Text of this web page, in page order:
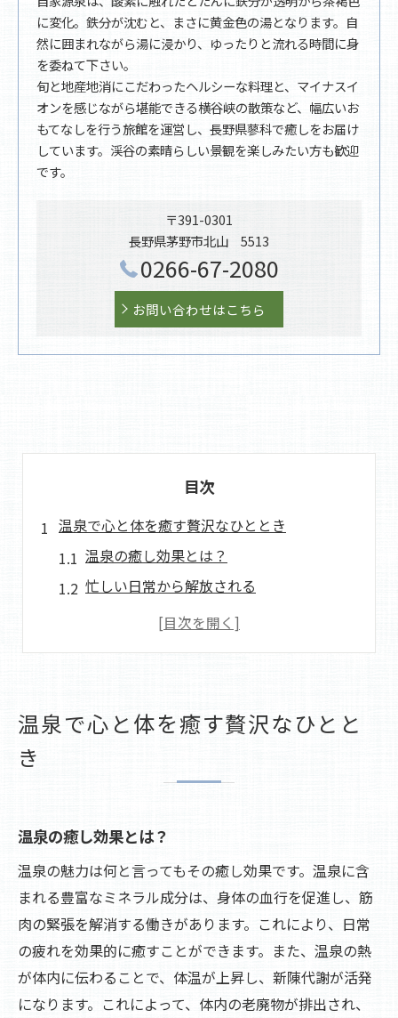
に変化。鉄分が沈むと、まさに黄金色の湯となります。自
然に囲まれながら湯に浸かり、ゆったりと流れる時間に身
を委ねて下さい。
旬と地産地消にこだわったヘルシーな料理と、マイナスイ
オンを感じながら堪能できる横谷峡の散策など、幅広いお
もてなしを行う旅館を運営し、長野県蓼科で癒しをお届け
しています。渓谷の素晴らしい景観を楽しみたい方も歓迎
です。
〒391-0301
長野県茅野市北山 5513
0266-67-2080
お問い合わせはこちら
目次
温泉で心と体を癒す贅沢なひととき
温泉の癒し効果とは？
忙しい日常から解放される
心を落ち着かせる温泉の秘密
源泉かけ流し温泉と四季の美しさを味わう
春の新緑と温泉を楽しむ
秋の紅葉に包まれたひととき
雪景色の中で温泉に浸る冬
自然に囲まれた温泉旅館で究極のリラックス
自然の中での温泉の魅力
心が和む自然との一体感
温泉で心と体を癒す贅沢なひとと
き
温泉の癒し効果とは？
温泉の魅力は何と言ってもその癒し効果です。温泉に含
まれる豊富なミネラル成分は、身体の血行を促進し、筋
肉の緊張を解消する働きがあります。これにより、日常
の疲れを効果的に癒すことができます。また、温泉の熱
が体内に伝わることで、体温が上昇し、新陳代謝が活発
になります。これによって、体内の老廃物が排出され、